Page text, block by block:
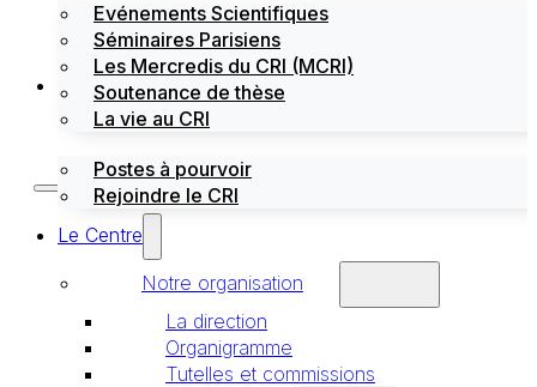
Evénements Scientifiques
Séminaires Parisiens
Les Mercredis du CRI (MCRI)
Soutenance de thèse
La vie au CRI
Emploi / stages
Postes à pourvoir
Rejoindre le CRI
Le Centre
Notre organisation
La direction
Organigramme
Tutelles et commissions